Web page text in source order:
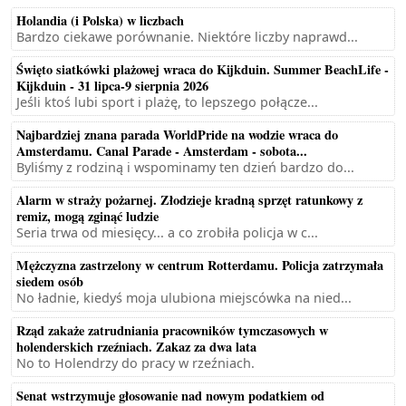
Holandia (i Polska) w liczbach
Bardzo ciekawe porównanie. Niektóre liczby naprawd...
Święto siatkówki plażowej wraca do Kijkduin. Summer BeachLife -
Kijkduin - 31 lipca-9 sierpnia 2026
Jeśli ktoś lubi sport i plażę, to lepszego połącze...
Najbardziej znana parada WorldPride na wodzie wraca do
Amsterdamu. Canal Parade - Amsterdam - sobota...
Byliśmy z rodziną i wspominamy ten dzień bardzo do...
Alarm w straży pożarnej. Złodzieje kradną sprzęt ratunkowy z
remiz, mogą zginąć ludzie
Seria trwa od miesięcy... a co zrobiła policja w c...
Mężczyzna zastrzelony w centrum Rotterdamu. Policja zatrzymała
siedem osób
No ładnie, kiedyś moja ulubiona miejscówka na nied...
Rząd zakaże zatrudniania pracowników tymczasowych w
holenderskich rzeźniach. Zakaz za dwa lata
No to Holendrzy do pracy w rzeźniach.
Senat wstrzymuje głosowanie nad nowym podatkiem od